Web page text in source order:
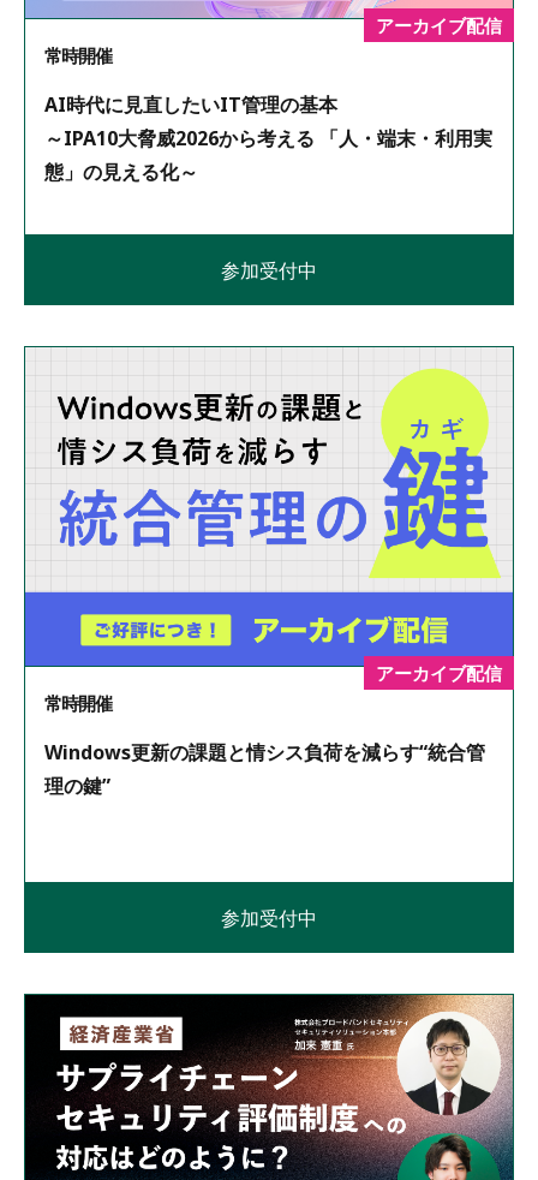
アーカイブ配信
常時開催
AI時代に見直したいIT管理の基本
～IPA10大脅威2026から考える 「人・端末・利用実
態」の見える化～
参加受付中
アーカイブ配信
常時開催
Windows更新の課題と情シス負荷を減らす“統合管
理の鍵”
参加受付中